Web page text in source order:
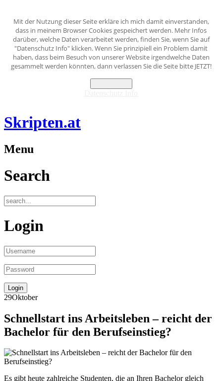
Mit der Nutzung dieser Seite erkläre ich mich damit einverstanden,
dass in meinem Browser Cookies gespeichert werden. Mehr Infos
darüber, welche Daten verarbeitet werden, finden Sie, wenn Sie auf
"Datenschutz Info" klicken. Wenn Sie prinzipiell ein Problem damit
haben, dass beim Besuch von unserer Website irgendwelche Daten
gesammelt werden könnten, dann verlassen Sie die Seite bitte JETZT!
Skripten.at
Menu
Search
Login
29Oktober
Schnellstart ins Arbeitsleben – reicht der
Bachelor für den Berufseinstieg?
Es gibt heute zahlreiche Studenten, die an Ihren Bachelor gleich